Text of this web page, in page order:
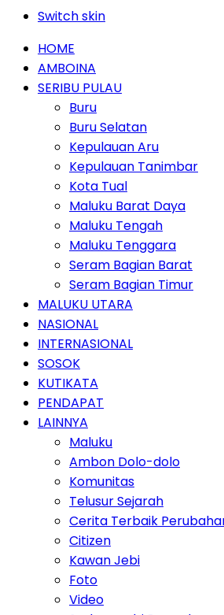
Switch skin
HOME
AMBOINA
SERIBU PULAU
Buru
Buru Selatan
Kepulauan Aru
Kepulauan Tanimbar
Kota Tual
Maluku Barat Daya
Maluku Tengah
Maluku Tenggara
Seram Bagian Barat
Seram Bagian Timur
MALUKU UTARA
NASIONAL
INTERNASIONAL
SOSOK
KUTIKATA
PENDAPAT
LAINNYA
Maluku
Ambon Dolo-dolo
Komunitas
Telusur Sejarah
Cerita Terbaik
Citizen
Kawan Jebi
Foto
Video